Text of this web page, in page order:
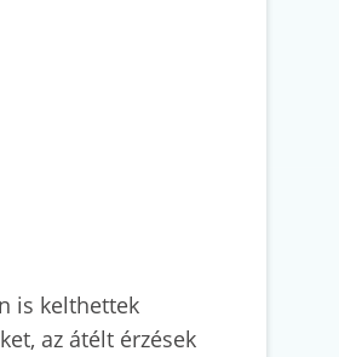
is kelthettek
az átélt érzések